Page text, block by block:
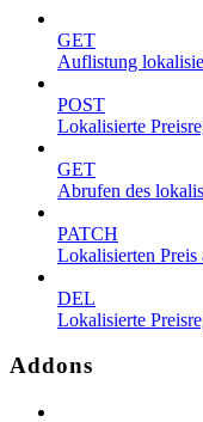
GET
Auflistung
POST
Lokalisierte
GET
Abrufen des
PATCH
Lokalisierten Preis
DEL
Lokalisierte
Addons